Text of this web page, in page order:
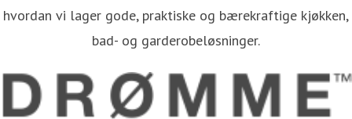
hvordan vi lager gode, praktiske og bærekraftige kjøkken,
bad- og garderobeløsninger.